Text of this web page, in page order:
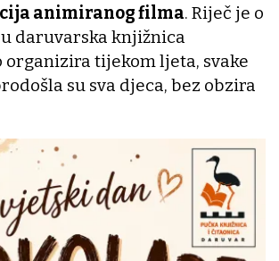
animiranog filma. Riječ je o
daruvarska knjižnica
tijekom ljeta, svake
su sva djeca, bez obzira